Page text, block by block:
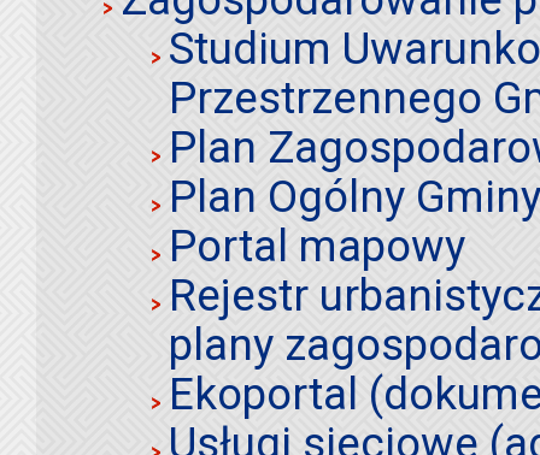
Studium
Przestrzennego
Plan
Plan Ogólny
Portal mapowy
Rejestr
plany
Ekoportal
Usługi sieciowe